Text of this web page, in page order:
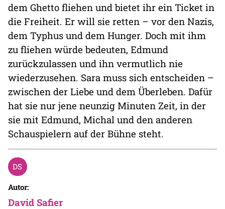
dem Ghetto fliehen und bietet ihr ein Ticket in
die Freiheit. Er will sie retten – vor den Nazis,
dem Typhus und dem Hunger. Doch mit ihm
zu fliehen würde bedeuten, Edmund
zurückzulassen und ihn vermutlich nie
wiederzusehen. Sara muss sich entscheiden –
zwischen der Liebe und dem Überleben. Dafür
hat sie nur jene neunzig Minuten Zeit, in der
sie mit Edmund, Michal und den anderen
Schauspielern auf der Bühne steht.
Autor:
David Safier